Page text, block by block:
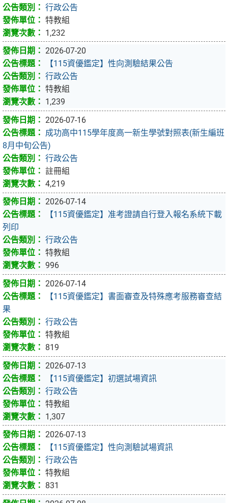
行政公告
特教組
1,232
2026-07-20
【115資優鑑定】性向測驗結果公告
行政公告
特教組
1,239
2026-07-16
成功高中115學年度高一新生學號對照表(新生編班
8月中旬公告)
行政公告
註冊組
4,219
2026-07-14
【115資優鑑定】准考證請自行登入報名系統下載
列印
行政公告
特教組
996
2026-07-14
【115資優鑑定】書面審查及特殊應考服務審查結
果
行政公告
特教組
819
2026-07-13
【115資優鑑定】初選試場資訊
行政公告
特教組
1,307
2026-07-13
【115資優鑑定】性向測驗試場資訊
行政公告
特教組
831